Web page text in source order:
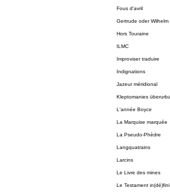
Fous d'avril
Gertrude oder Wilhelm
Hors Touraine
ILMC
Improviser traduire
Indignations
Jazeur méridional
Kleptomanies
L'année Boyce
La Marquise marquée
La Pseudo-Phèdre
Langquatrains
Larcins
Le Livre des mines
Le Testament in(dé)fini